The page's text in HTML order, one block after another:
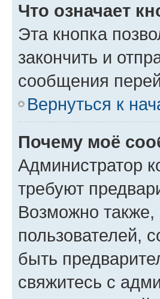
Что означает
Эта кнопка
закончить и
сообщения
Вернуться к
Почему моё
Администратор
требуют
Возможно также,
пользователей,
быть
свяжитесь с